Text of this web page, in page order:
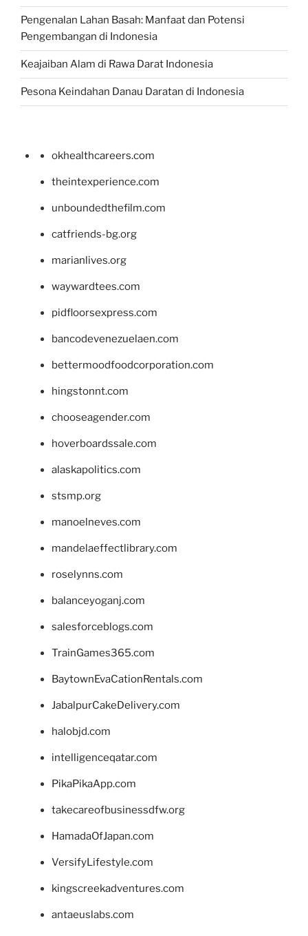
Pengenalan Lahan Basah: Manfaat dan Potensi
Pengembangan di Indonesia
Keajaiban Alam di Rawa Darat Indonesia
Pesona Keindahan Danau Daratan di Indonesia
okhealthcareers.com
theintexperience.com
unboundedthefilm.com
catfriends-bg.org
marianlives.org
waywardtees.com
pidfloorsexpress.com
bancodevenezuelaen.com
bettermoodfoodcorporation.com
hingstonnt.com
chooseagender.com
hoverboardssale.com
alaskapolitics.com
stsmp.org
manoelneves.com
mandelaeffectlibrary.com
roselynns.com
balanceyoganj.com
salesforceblogs.com
TrainGames365.com
BaytownEvaCationRentals.com
JabalpurCakeDelivery.com
halobjd.com
intelligenceqatar.com
PikaPikaApp.com
takecareofbusinessdfw.org
HamadaOfJapan.com
VersifyLifestyle.com
kingscreekadventures.com
antaeuslabs.com